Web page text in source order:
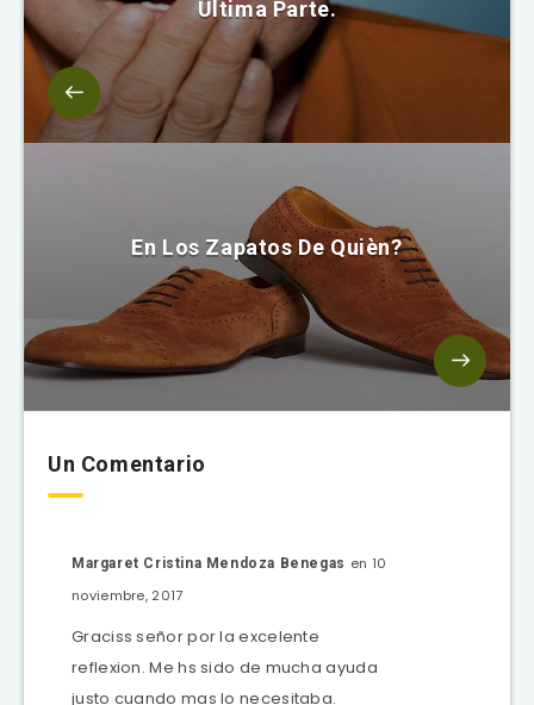
Última Parte.
En Los Zapatos De Quièn?
Un Comentario
Margaret Cristina Mendoza Benegas en 10
noviembre, 2017
Graciss señor por la excelente
reflexion. Me hs sido de mucha ayuda
justo cuando mas lo necesitaba.